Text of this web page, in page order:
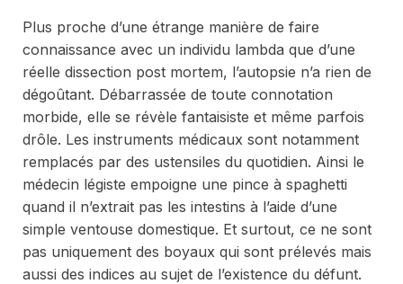
Plus proche d’une étrange manière de faire
connaissance avec un individu lambda que d’une
réelle dissection post mortem, l’autopsie n’a rien de
dégoûtant. Débarrassée de toute connotation
morbide, elle se révèle fantaisiste et même parfois
drôle. Les instruments médicaux sont notamment
remplacés par des ustensiles du quotidien. Ainsi le
médecin légiste empoigne une pince à spaghetti
quand il n’extrait pas les intestins à l’aide d’une
simple ventouse domestique. Et surtout, ce ne sont
pas uniquement des boyaux qui sont prélevés mais
aussi des indices au sujet de l’existence du défunt.